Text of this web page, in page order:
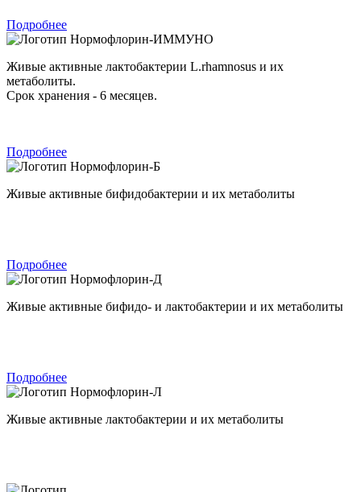
Подробнее
Нормофлорин-ИММУНО
Живые активные лактобактерии L.rhamnosus и их
метаболиты.
Срок хранения - 6 месяцев.
Подробнее
Нормофлорин-Б
Живые активные бифидобактерии и их метаболиты
Подробнее
Нормофлорин-Д
Живые активные бифидо- и лактобактерии и их метаболиты
Подробнее
Нормофлорин-Л
Живые активные лактобактерии и их метаболиты